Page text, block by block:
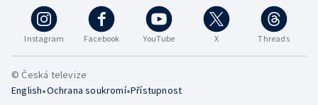
Instagram Facebook YouTube X Threads
© Česká televize
English•Ochrana soukromí•Přístupnost